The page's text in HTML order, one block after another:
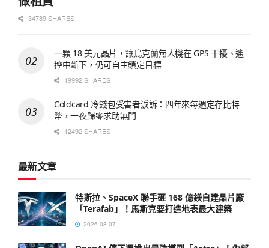
34789 SHARES
一顆 18 美元晶片，讓烏克蘭無人機在 GPS 干擾、遙
控中斷下，仍可自主鎖定目標
19992 SHARES
Coldcard 冷錢包受害者淚訴：四年來每週定存比特
幣，一夜歸零求助無門
12492 SHARES
最新文章
特斯拉、SpaceX 聯手砸 168 億鎂自建晶片廠
「Terafab」！馬斯克要打造地表最大建築
2026-08-07